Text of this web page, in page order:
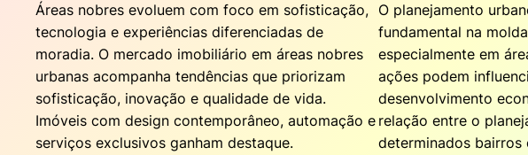
Áreas nobres evoluem com foco em sofisticação,
tecnologia e experiências diferenciadas de
moradia. O mercado imobiliário em áreas nobres
urbanas acompanha tendências que priorizam
sofisticação, inovação e qualidade de vida.
Imóveis com design contemporâneo, automação e
serviços exclusivos ganham destaque.
O planejamento
fundamental na
especialmente em
ações podem
desenvolvimento
relação entre o
determinados bairros